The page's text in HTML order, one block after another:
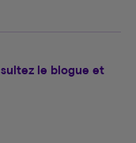
le blogue et